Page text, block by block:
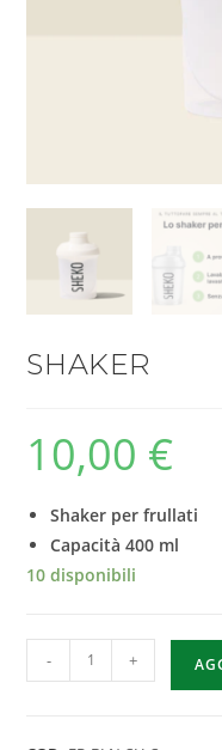
SHAKER
10,00 €
Shaker per frullati
Capacità 400 ml
10 disponibili
- +